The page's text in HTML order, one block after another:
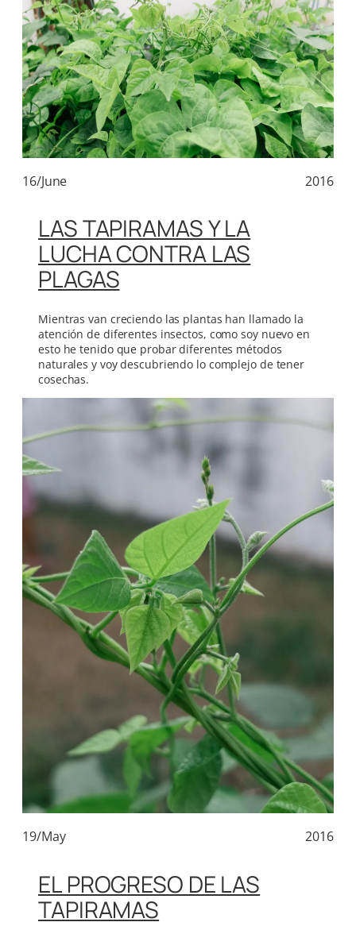
16/June 2016
LAS TAPIRAMAS Y LA
LUCHA CONTRA LAS
PLAGAS
Mientras van creciendo las plantas han llamado la
atención de diferentes insectos, como soy nuevo en
esto he tenido que probar diferentes métodos
naturales y voy descubriendo lo complejo de tener
cosechas.
19/May 2016
EL PROGRESO DE LAS
TAPIRAMAS